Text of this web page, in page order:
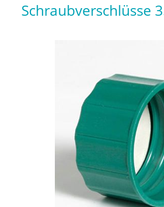
Schraubverschlüsse